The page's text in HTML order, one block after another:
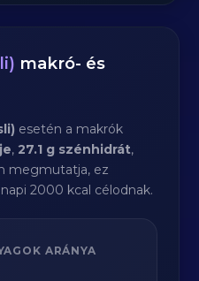
makró- és
esetén a makrók
,27.1 g szénhidrát,
megmutatja, ez
2000 kcal célodnak.
ARÁNYA